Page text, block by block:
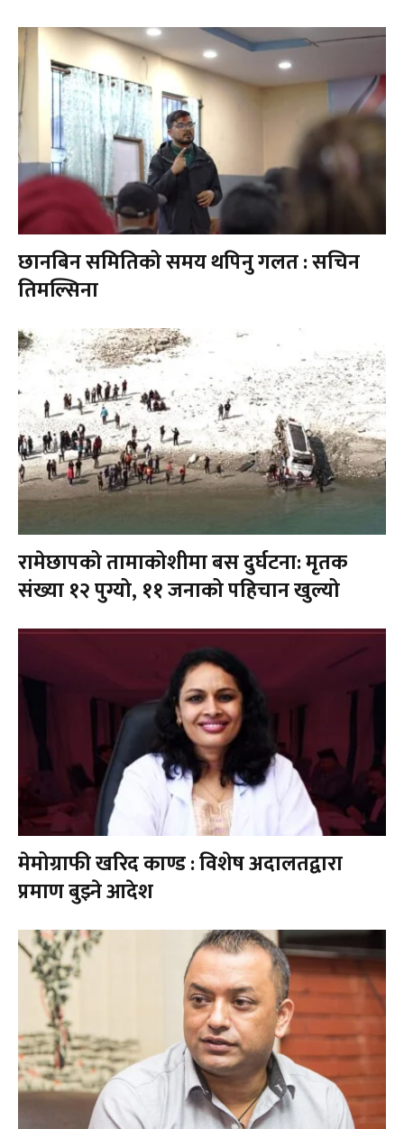
छानबिन समितिको समय थपिनु गलत : सचिन
तिमल्सिना
रामेछापको तामाकोशीमा बस दुर्घटना: मृतक
संख्या १२ पुग्यो, ११ जनाको पहिचान खुल्यो
मेमोग्राफी खरिद काण्ड : विशेष अदालतद्वारा
प्रमाण बुझ्ने आदेश